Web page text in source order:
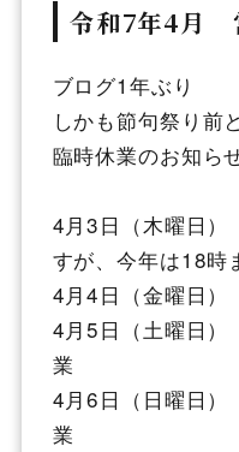
令和7年4月
ブログ1年ぶり
しかも節句祭り前
臨時休業のお知ら
4月3日（木曜日
すが、今年は18時
4月4日（金曜日
4月5日（土曜日
業
4月6日（日曜日
業